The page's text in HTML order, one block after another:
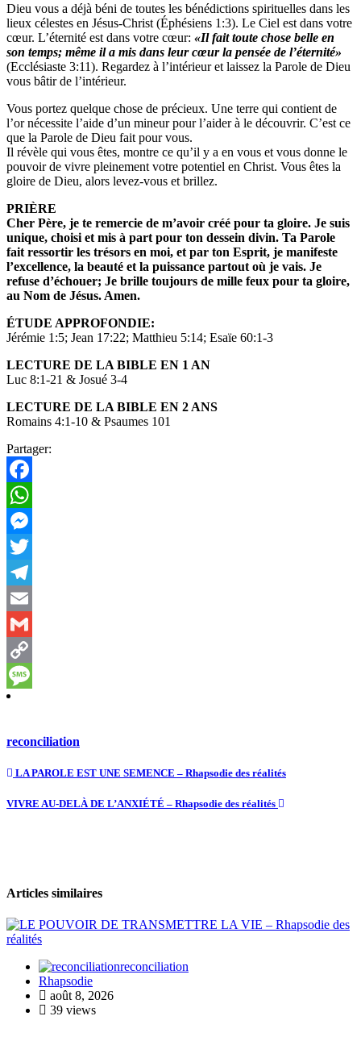
Dieu vous a déjà béni de toutes les bénédictions spirituelles dans les
lieux célestes en Jésus-Christ (Éphésiens 1:3). Le Ciel est dans votre
cœur. L’éternité est dans votre cœur: «Il fait toute chose belle en
son temps; même il a mis dans leur cœur la pensée de l’éternité»
(Ecclésiaste 3:11). Regardez à l’intérieur et laissez la Parole de Dieu
vous bâtir de l’intérieur.
Vous portez quelque chose de précieux. Une terre qui contient de
l’or nécessite l’aide d’un mineur pour l’aider à le découvrir. C’est ce
que la Parole de Dieu fait pour vous.
Il révèle qui vous êtes, montre ce qu’il y a en vous et vous donne le
pouvoir de vivre pleinement votre potentiel en Christ. Vous êtes la
gloire de Dieu, alors levez-vous et brillez.
PRIÈRE
Cher Père, je te remercie de m’avoir créé pour ta gloire. Je suis
unique, choisi et mis à part pour ton dessein divin. Ta Parole
fait ressortir les trésors en moi, et par ton Esprit, je manifeste
l’excellence, la beauté et la puissance partout où je vais. Je
refuse d’échouer; Je brille toujours de mille feux pour ta gloire,
au Nom de Jésus. Amen.
ÉTUDE APPROFONDIE:
Jérémie 1:5; Jean 17:22; Matthieu 5:14; Esaïe 60:1-3
LECTURE DE LA BIBLE EN 1 AN
Luc 8:1-21 & Josué 3-4
LECTURE DE LA BIBLE EN 2 ANS
Romains 4:1-10 & Psaumes 101
Partager:
Facebook
WhatsApp
Messenger
Twitter
Telegram
Email
Gmail
Copy
Link
Message
reconciliation
LA PAROLE EST UNE SEMENCE – Rhapsodie des réalités
VIVRE AU-DELÀ DE L’ANXIÉTÉ – Rhapsodie des réalités
Articles similaires
reconciliation
Rhapsodie
août 8, 2026
39 views